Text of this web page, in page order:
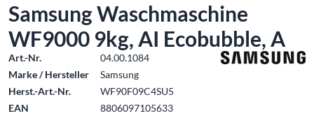
Samsung Waschmaschine
WF9000 9kg, AI Ecobubble, A
Art.-Nr.
04.00.1084
Marke / Hersteller
Samsung
Herst.-Art.-Nr.
WF90F09C4SU5
EAN
8806097105633